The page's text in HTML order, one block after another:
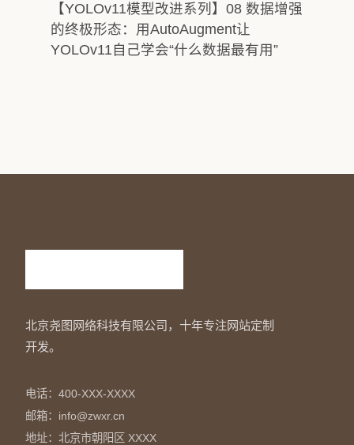
【YOLOv11模型改进系列】08 数据增强
的终极形态：用AutoAugment让
YOLOv11自己学会“什么数据最有用”
北京尧图网络科技有限公司，十年专注网站定制
开发。
电话：400-XXX-XXXX
邮箱：info@zwxr.cn
地址：北京市朝阳区 XXXX